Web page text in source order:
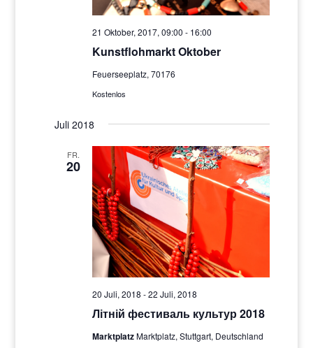
Kunstflohmarkt Oktober
21 Oktober, 2017, 09:00 - 16:00
Feuerseeplatz, 70176
Kostenlos
Juli 2018
FR.
20
Літній фестиваль культур 2018
20 Juli, 2018 -22 Juli, 2018
MarktplatzMarktplatz, Stuttgart, Deutschland